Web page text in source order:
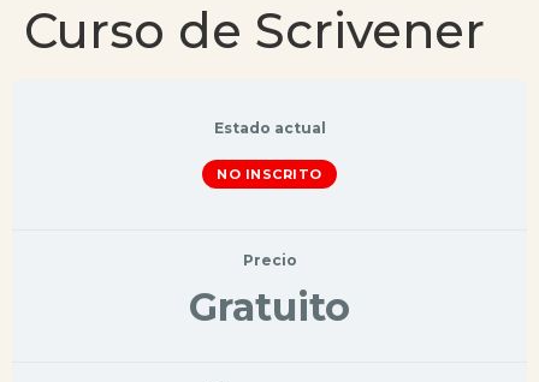
Curso de Scrivener
Estado actual
NO INSCRITO
Precio
Gratuito